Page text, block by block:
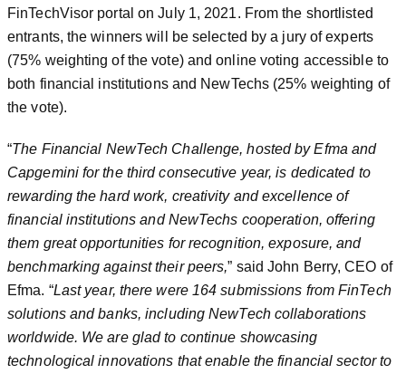
FinTechVisor portal on July 1, 2021. From the shortlisted
entrants, the winners will be selected by a jury of experts
(75% weighting of the vote) and online voting accessible to
both financial institutions and NewTechs (25% weighting of
the vote).
“The Financial NewTech Challenge, hosted by Efma and
Capgemini for the third consecutive year, is dedicated to
rewarding the hard work, creativity and excellence of
financial institutions and NewTechs cooperation, offering
them great opportunities for recognition, exposure, and
benchmarking against their peers,” said John Berry, CEO of
Efma. “Last year, there were 164 submissions from FinTech
solutions and banks, including NewTech collaborations
worldwide. We are glad to continue showcasing
technological innovations that enable the financial sector to